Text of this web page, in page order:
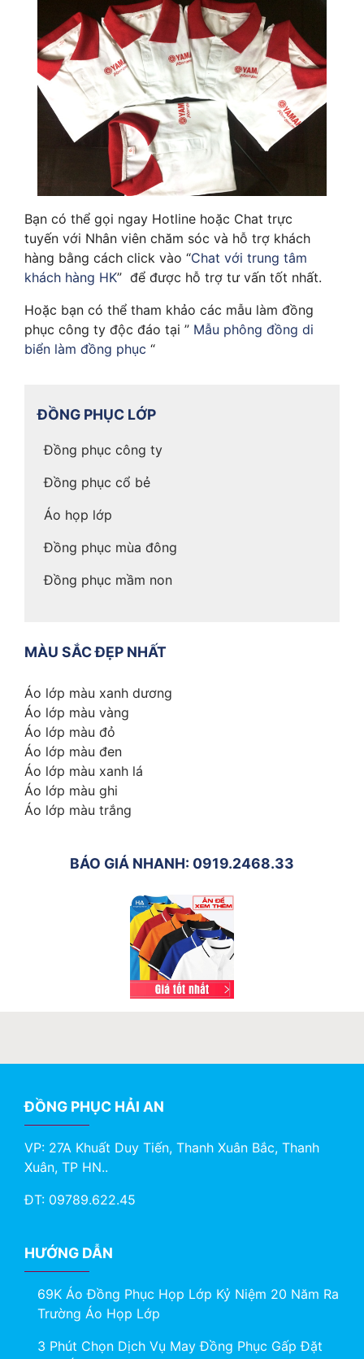
Bạn có thể gọi ngay Hotline hoặc Chat trực
tuyến với Nhân viên chăm sóc và hỗ trợ khách
hàng bằng cách click vào “Chat với trung tâm
khách hàng HK” để được hỗ trợ tư vấn tốt nhất.
Hoặc bạn có thể tham khảo các mẫu làm đồng
phục công ty độc đáo tại ” Mẫu phông đồng di
biển làm đồng phục “
ĐỒNG PHỤC LỚP
Đồng phục công ty
Đồng phục cổ bẻ
Áo họp lớp
Đồng phục mùa đông
Đồng phục mầm non
MÀU SẮC ĐẸP NHẤT
Áo lớp màu xanh dương
Áo lớp màu vàng
Áo lớp màu đỏ
Áo lớp màu đen
Áo lớp màu xanh lá
Áo lớp màu ghi
Áo lớp màu trắng
BÁO GIÁ NHANH: 0919.2468.33
ĐỒNG PHỤC HẢI AN
VP: 27A Khuất Duy Tiến, Thanh Xuân Bắc, Thanh
Xuân, TP HN..
ĐT: 09789.622.45
HƯỚNG DẪN
69K Áo Đồng Phục Họp Lớp Kỷ Niệm 20 Năm Ra
Trường Áo Họp Lớp
3 Phút Chọn Dịch Vụ May Đồng Phục Gấp Đặt